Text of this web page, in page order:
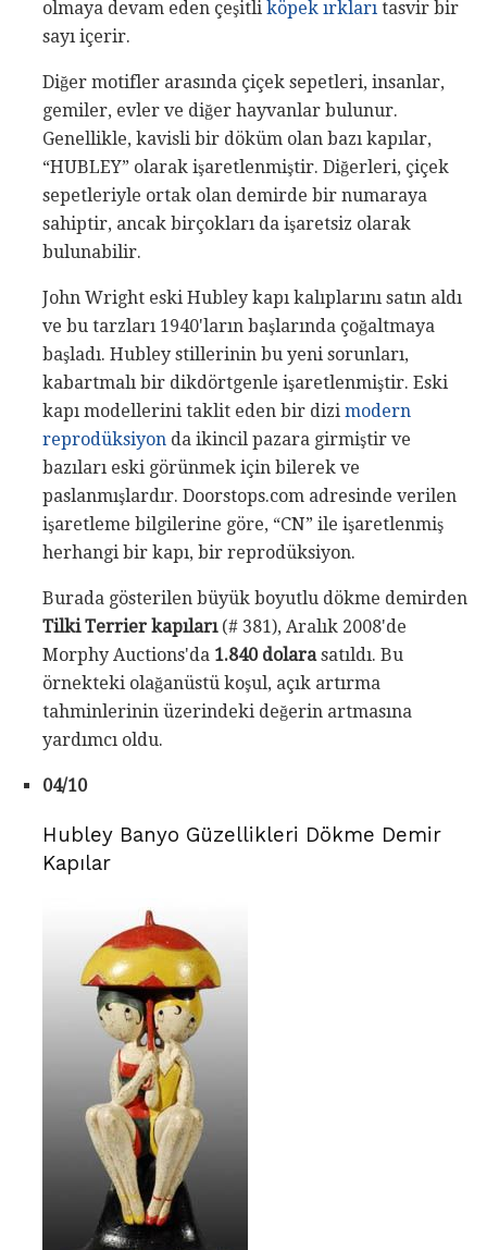
olmaya devam eden çeşitli köpek ırkları tasvir bir
sayı içerir.
Diğer motifler arasında çiçek sepetleri, insanlar,
gemiler, evler ve diğer hayvanlar bulunur.
Genellikle, kavisli bir döküm olan bazı kapılar,
“HUBLEY” olarak işaretlenmiştir. Diğerleri, çiçek
sepetleriyle ortak olan demirde bir numaraya
sahiptir, ancak birçokları da işaretsiz olarak
bulunabilir.
John Wright eski Hubley kapı kalıplarını satın aldı
ve bu tarzları 1940'ların başlarında çoğaltmaya
başladı. Hubley stillerinin bu yeni sorunları,
kabartmalı bir dikdörtgenle işaretlenmiştir. Eski
kapı modellerini taklit eden bir dizi modern
reprodüksiyon da ikincil pazara girmiştir ve
bazıları eski görünmek için bilerek ve
paslanmışlardır. Doorstops.com adresinde verilen
işaretleme bilgilerine göre, “CN” ile işaretlenmiş
herhangi bir kapı, bir reprodüksiyon.
Burada gösterilen büyük boyutlu dökme demirden
Tilki Terrier kapıları(# 381), Aralık 2008'de
Morphy Auctions'da 1.840 dolarasatıldı. Bu
örnekteki olağanüstü koşul, açık artırma
tahminlerinin üzerindeki değerin artmasına
yardımcı oldu.
04/10
Hubley Banyo Güzellikleri Dökme Demir
Kapılar